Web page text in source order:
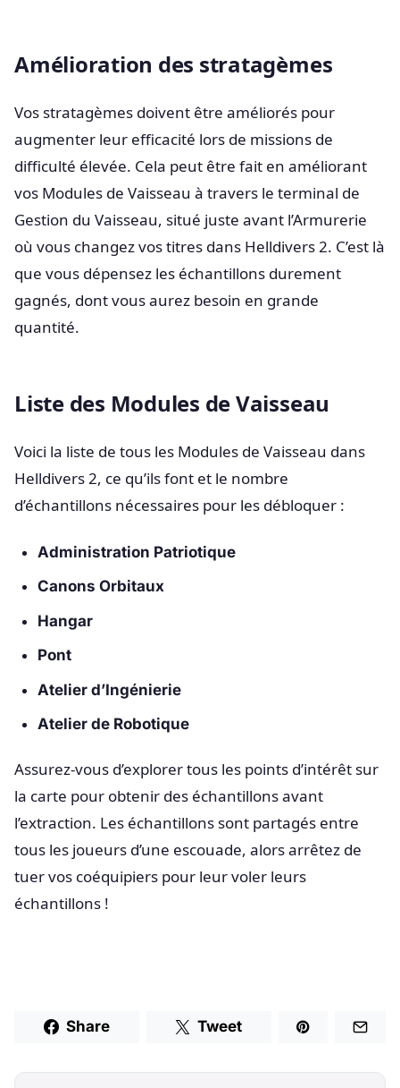
Amélioration des stratagèmes
Vos stratagèmes doivent être améliorés pour
augmenter leur efficacité lors de missions de
difficulté élevée. Cela peut être fait en améliorant
vos Modules de Vaisseau à travers le terminal de
Gestion du Vaisseau, situé juste avant l’Armurerie
où vous changez vos titres dans Helldivers 2. C’est là
que vous dépensez les échantillons durement
gagnés, dont vous aurez besoin en grande
quantité.
Liste des Modules de Vaisseau
Voici la liste de tous les Modules de Vaisseau dans
Helldivers 2, ce qu’ils font et le nombre
d’échantillons nécessaires pour les débloquer :
Administration Patriotique
Canons Orbitaux
Hangar
Pont
Atelier d’Ingénierie
Atelier de Robotique
Assurez-vous d’explorer tous les points d’intérêt sur
la carte pour obtenir des échantillons avant
l’extraction. Les échantillons sont partagés entre
tous les joueurs d’une escouade, alors arrêtez de
tuer vos coéquipiers pour leur voler leurs
échantillons !
Share Tweet